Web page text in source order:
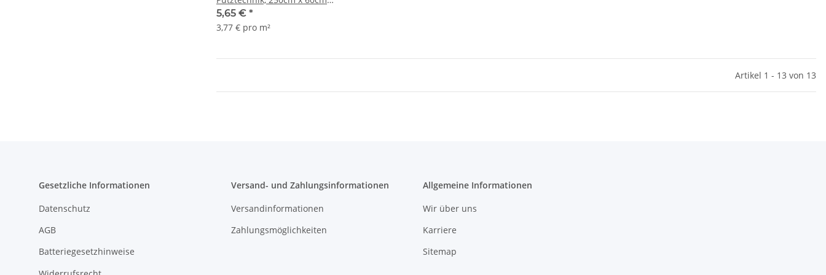
Rippenhöhe ca. 4 mm 250 x 60 x
0,3
5,65 € *
3,77 € pro m²
Artikel 1 - 13 von 13
Gesetzliche Informationen
Datenschutz
AGB
Batteriegesetzhinweise
Versand- und Zahlungsinformationen
Versandinformationen
Zahlungsmöglichkeiten
Allgemeine Informationen
Wir über uns
Karriere
Sitemap